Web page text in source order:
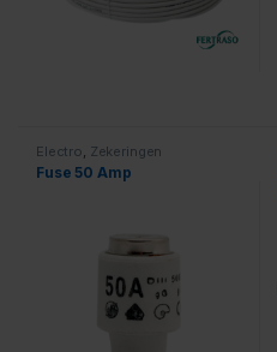
Electro Zekeringen
Fuse 50 Amp